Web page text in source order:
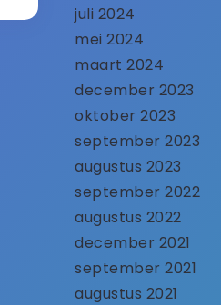
juli 2024
mei 2024
maart 2024
december 2023
oktober 2023
september 2023
augustus 2023
september 2022
augustus 2022
december 2021
september 2021
augustus 2021